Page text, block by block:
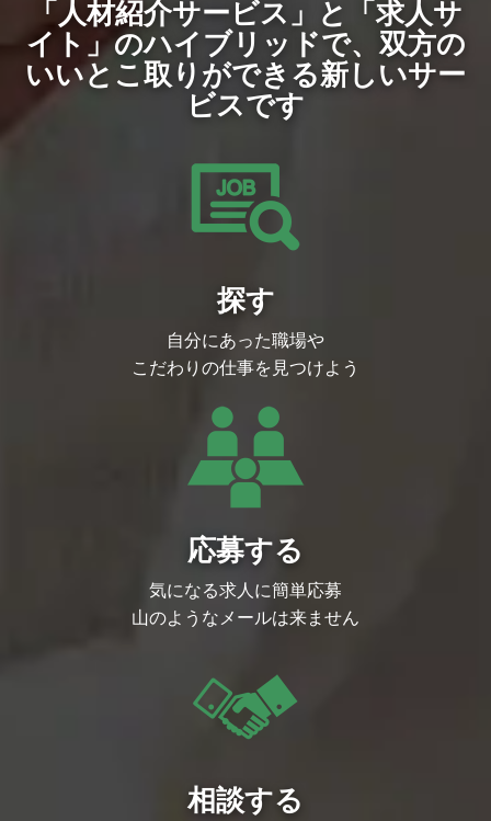
「人材紹介サービス」と「求人サ
イト」のハイブリッドで、双方の
いいとこ取りができる新しいサー
ビスです
探す
自分にあった職場や
こだわりの仕事を見つけよう
応募する
気になる求人に簡単応募
山のようなメールは来ません
相談する